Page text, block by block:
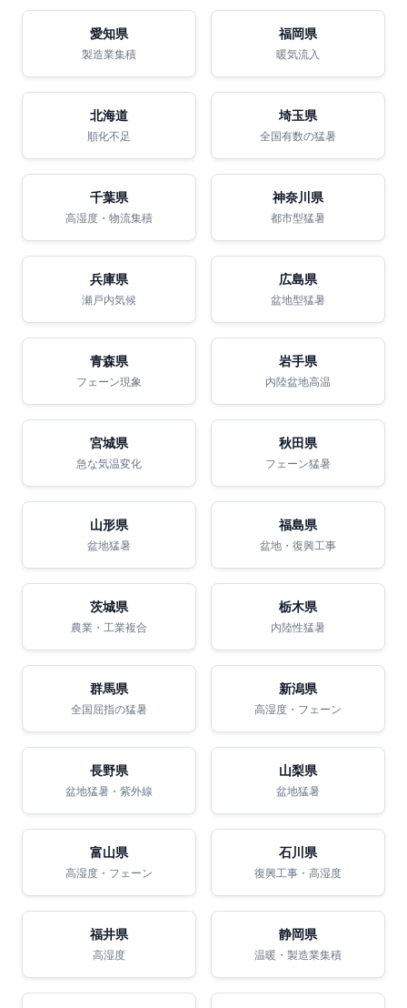
愛知県
製造業集積
福岡県
暖気流入
北海道
順化不足
埼玉県
全国有数の猛暑
千葉県
高湿度・物流集積
神奈川県
都市型猛暑
兵庫県
瀬戸内気候
広島県
盆地型猛暑
青森県
フェーン現象
岩手県
内陸盆地高温
宮城県
急な気温変化
秋田県
フェーン猛暑
山形県
盆地猛暑
福島県
盆地・復興工事
茨城県
農業・工業複合
栃木県
内陸性猛暑
群馬県
全国屈指の猛暑
新潟県
高湿度・フェーン
長野県
盆地猛暑・紫外線
山梨県
盆地猛暑
富山県
高湿度・フェーン
石川県
復興工事・高湿度
福井県
高湿度
静岡県
温暖・製造業集積